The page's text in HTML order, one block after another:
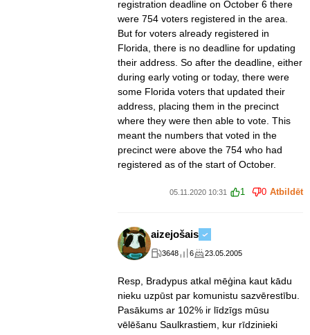
registration deadline on October 6 there
were 754 voters registered in the area.
But for voters already registered in
Florida, there is no deadline for updating
their address. So after the deadline, either
during early voting or today, there were
some Florida voters that updated their
address, placing them in the precinct
where they were then able to vote. This
meant the numbers that voted in the
precinct were above the 754 who had
registered as of the start of October.
05.11.2020 10:31 1 0 Atbildēt
aizejošais
3648 6 23.05.2005
Resp, Bradypus atkal mēģina kaut kādu
nieku uzpūst par komunistu sazvērestību.
Pasākums ar 102% ir līdzīgs mūsu
vēlēšanu Saulkrastiem, kur rīdzinieki